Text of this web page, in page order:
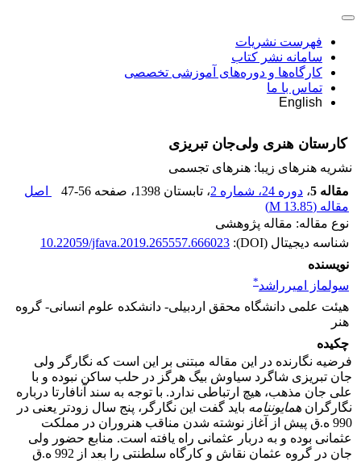
فهرست نشریات
سامانه نشر کتاب
کارگاه‌ها و دوره‌های آموزشی تخصصی
تماس با ما
English
کارستان هنری ولی‌جان تبریزی
نشریه هنرهای زیبا: هنرهای تجسمی
مقاله 5
، دوره 24، شماره 2 ، تابستان 1398 ، صفحه 47-56
اصل
مقاله (13.85 M
)
نوع مقاله: مقاله پژوهشی
شناسه دیجیتال (DOI):
10.22059/jfava.2019.265557.666023
نویسنده
سولماز امیرراشد*
هیئت علمی دانشگاه محقق اردبیلی- دانشکده علوم انسانی- گروه
هنر
چکیده
فرضیه نگارنده در این مقاله مبتنی بر این است که نگارگر ولی
جان تبریزی شاگرد سیاوش بیگ هرگز در حلب ساکن نبوده و با
علی جان مذهب، هیچ ارتباطی ندارد. با توجه به سند آنافارتا درباره
نگارگران همایون­نامه باید گفت این نگارگر، پنج سال زودتر یعنی در
990 ه.ق پیش از آغاز نوشته شدن مناقب هنروران در مملکت
عثمانی بوده و به دربار عثمانی راه یافته است. منابع حضور ولی
جان در گروه عثمان نقاش و کارگاه سلطنتی را بعد از 992 ه.ق